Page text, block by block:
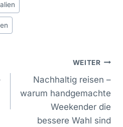
WEITER
Nachhaltig reisen –
warum handgemachte
Weekender die
bessere Wahl sind